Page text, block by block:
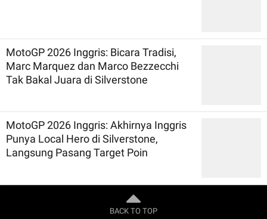
MotoGP 2026 Inggris: Bicara Tradisi,
Marc Marquez dan Marco Bezzecchi
Tak Bakal Juara di Silverstone
MotoGP 2026 Inggris: Akhirnya Inggris
Punya Local Hero di Silverstone,
Langsung Pasang Target Poin
BACK TO TOP